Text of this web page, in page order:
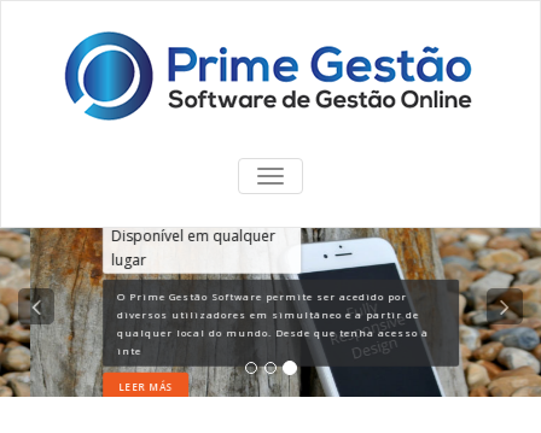
TOGGLE
NAVIGATION
Disponível em qualquer
lugar
O Prime Gestão Software permite ser acedido por
diversos utilizadores em simultâneo e a partir de
qualquer local do mundo. Desde que tenha acesso à
inte
LEER MÁS